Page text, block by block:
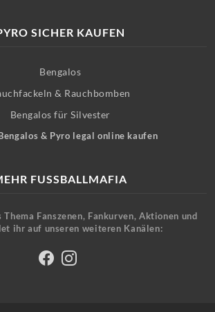
SICHER KAUFEN
Bengalos
& Rauchbomben
Bengalos für Silvester
& Pyro legal online kaufen
FUSSBALLMAFIA
Thema Fanszenen, Fankurven, Aktionen und
ihr auf unseren weiteren Kanälen: